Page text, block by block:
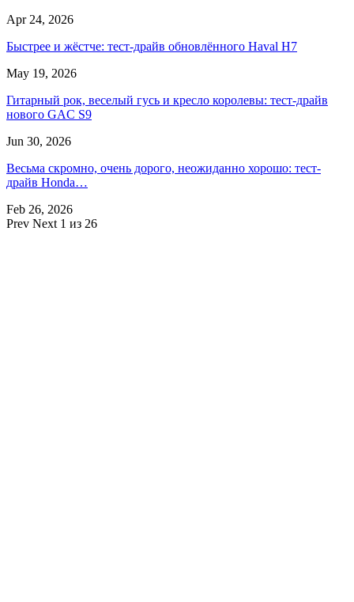
Apr 24, 2026
Быстрее и жёстче: тест-драйв обновлённого Haval H7
May 19, 2026
Гитарный рок, веселый гусь и кресло королевы: тест-драйв
нового GAC S9
Jun 30, 2026
Весьма скромно, очень дорого, неожиданно хорошо: тест-
драйв Honda…
Feb 26, 2026
Prev Next 1 из 26